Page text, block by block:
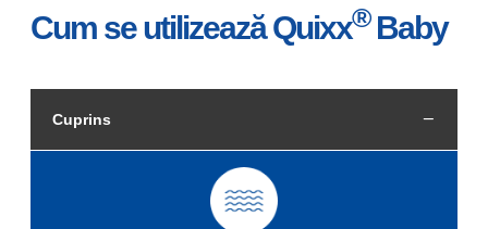
Cum se utilizează Quixx®Baby
Cuprins